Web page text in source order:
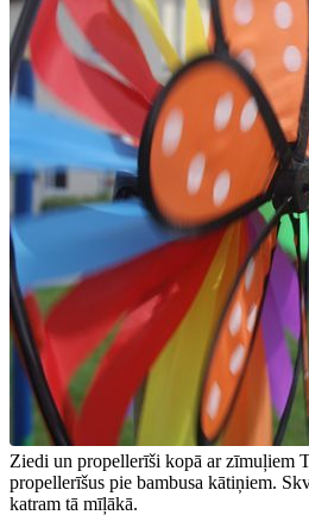
Ziedi un propellerīši kopā ar zīmuļiem
propellerīšus pie bambusa kātiņiem.
katram tā mīļākā.